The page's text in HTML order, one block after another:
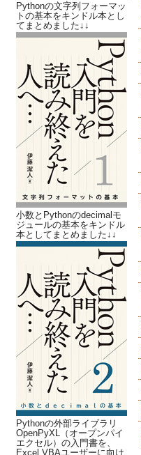
Pythonの文字列フォーマッ
トの基本をキンドル本とし
てまとめました↓↓
小数とPythonのdecimalモ
ジュールの基本をキンドル
本としてまとめました↓↓
Pythonの外部ライブラリ
OpenPyXL（オープンパイ
エクセル）の入門書を、
Excel VBAユーザーに向け